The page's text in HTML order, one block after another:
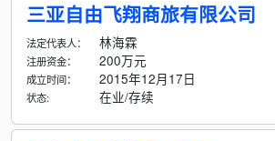
三亚自由飞翔商旅有限公司
法定代表人： 林海霖
注册资金： 200万元
成立时间： 2015年12月17日
状态: 在业/存续